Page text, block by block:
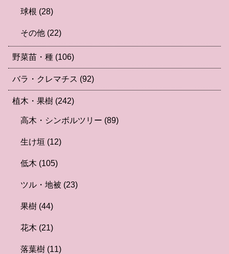
球根 (28)
その他 (22)
野菜苗・種 (106)
バラ・クレマチス (92)
植木・果樹 (242)
高木・シンボルツリー (89)
生け垣 (12)
低木 (105)
ツル・地被 (23)
果樹 (44)
花木 (21)
落葉樹 (11)